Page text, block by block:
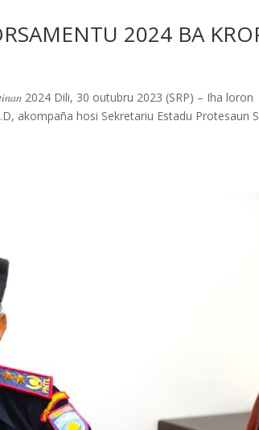
2024 BA
𝑖ℎ𝑎 𝑡𝑖𝑛𝑎𝑛 2024 Dili, 30 outubru 2023 (SRP) – Iha loron
akompaña hosi Sekretariu Estadu Protesaun